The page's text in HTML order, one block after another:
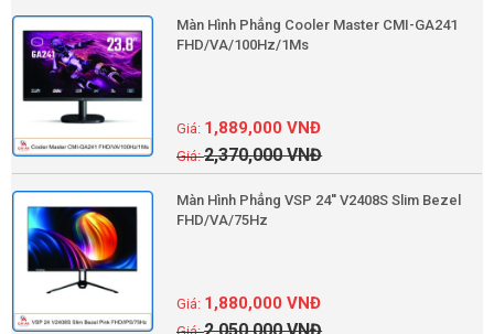
Màn Hình Phẳng Cooler Master CMI-GA241
FHD/VA/100Hz/1Ms
2,370,000VNĐ
1,889,000VNĐ
Màn Hình Phẳng VSP 24'' V2408S Slim Bezel
FHD/VA/75Hz
2,050,000VNĐ
1,880,000VNĐ